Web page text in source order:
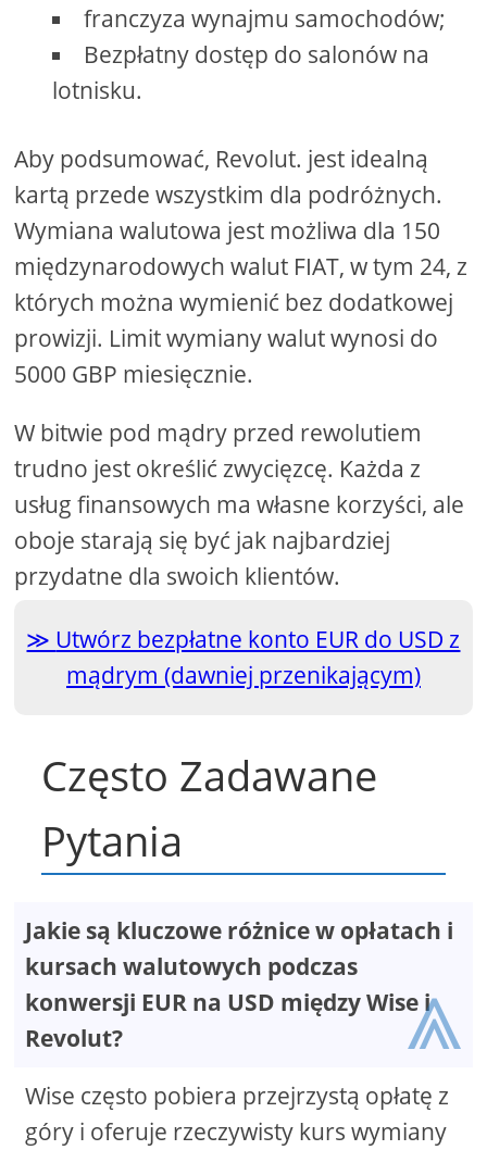
franczyza wynajmu samochodów;
Bezpłatny dostęp do salonów na
lotnisku.
Aby podsumować, Revolut. jest idealną
kartą przede wszystkim dla podróżnych.
Wymiana walutowa jest możliwa dla 150
międzynarodowych walut FIAT, w tym 24, z
których można wymienić bez dodatkowej
prowizji. Limit wymiany walut wynosi do
5000 GBP miesięcznie.
W bitwie pod mądry przed rewolutiem
trudno jest określić zwycięzcę. Każda z
usług finansowych ma własne korzyści, ale
oboje starają się być jak najbardziej
przydatne dla swoich klientów.
Utwórz bezpłatne konto EUR do USD z
mądrym (dawniej przenikającym)
Często Zadawane
Pytania
Jakie są kluczowe różnice w opłatach i
kursach walutowych podczas
konwersji EUR na USD między Wise i
Revolut?
Wise często pobiera przejrzystą opłatę z
góry i oferuje rzeczywisty kurs wymiany
⩓